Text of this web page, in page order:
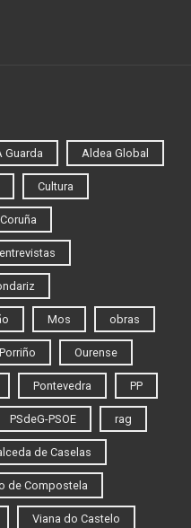
Guarda Aldea Global
Cultura
entrevistas
Mos obras
Ourense
Pontevedra PP
PSdeG-PSOE rag
de Caselas
de Compostela
Viana do Castelo